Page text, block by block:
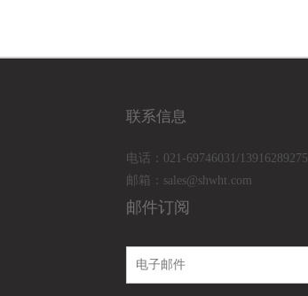
联系信息
电话：021-69746031/13916289275
邮箱： sales@shwht.com
邮件订阅